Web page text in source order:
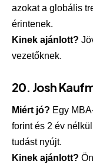
azokat a globális
érintenek.
Kinek ajánlott?
vezetőknek.
20. Josh
Miért jó? Egy
forint és 2 év
tudást nyújt.
Kinek ajánlott?